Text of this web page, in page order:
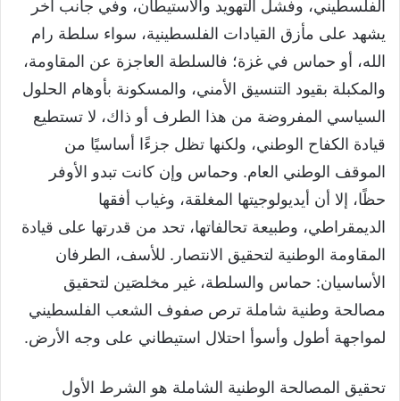
الفلسطيني، وفشل التهويد والاستيطان، وفي جانب آخر
يشهد على مأزق القيادات الفلسطينية، سواء سلطة رام
الله، أو حماس في غزة؛ فالسلطة العاجزة عن المقاومة،
والمكبلة بقيود التنسيق الأمني، والمسكونة بأوهام الحلول
السياسي المفروضة من هذا الطرف أو ذاك، لا تستطيع
قيادة الكفاح الوطني، ولكنها تظل جزءًا أساسيًا من
الموقف الوطني العام. وحماس وإن كانت تبدو الأوفر
حظًا، إلا أن أيديولوجيتها المغلقة، وغياب أفقها
الديمقراطي، وطبيعة تحالفاتها، تحد من قدرتها على قيادة
المقاومة الوطنية لتحقيق الانتصار. للأسف، الطرفان
الأساسيان: حماس والسلطة، غير مخلصَين لتحقيق
مصالحة وطنية شاملة ترص صفوف الشعب الفلسطيني
لمواجهة أطول وأسوأ احتلال استيطاني على وجه الأرض.
تحقيق المصالحة الوطنية الشاملة هو الشرط الأول